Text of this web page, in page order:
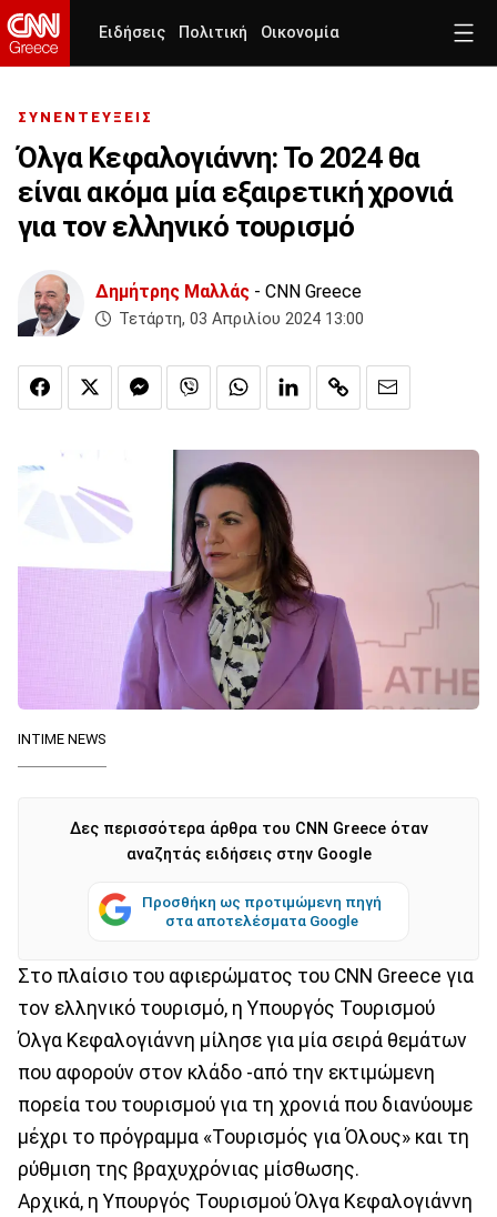
Ειδήσεις Πολιτική Οικονομία
ΣΥΝΕΝΤΕΥΞΕΙΣ
Όλγα Κεφαλογιάννη: Το 2024 θα
είναι ακόμα μία εξαιρετική χρονιά
για τον ελληνικό τουρισμό
Δημήτρης Μαλλάς - CNN Greece
Τετάρτη, 03 Απριλίου 2024 13:00
INTIME NEWS
Δες περισσότερα άρθρα του CNN Greece όταν
αναζητάς ειδήσεις στην Google
Προσθήκη ως προτιμώμενη πηγή
στα αποτελέσματα Google
Στο πλαίσιο του αφιερώματος του CNN Greece για
τον ελληνικό τουρισμό, η Υπουργός Τουρισμού
Όλγα Κεφαλογιάννη μίλησε για μία σειρά θεμάτων
που αφορούν στον κλάδο -από την εκτιμώμενη
πορεία του τουρισμού για τη χρονιά που διανύουμε
μέχρι το πρόγραμμα «Τουρισμός για Όλους» και τη
ρύθμιση της βραχυχρόνιας μίσθωσης.
Αρχικά, η Υπουργός Τουρισμού Όλγα Κεφαλογιάννη